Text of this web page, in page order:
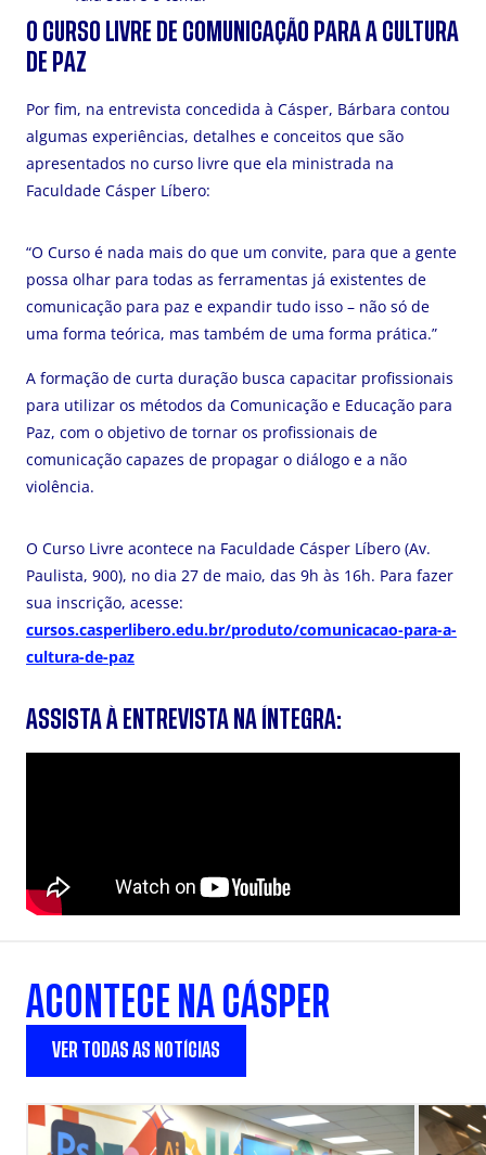
O CURSO LIVRE DE COMUNICAÇÃO PARA A CULTURA
DE PAZ
Por fim, na entrevista concedida à Cásper, Bárbara contou
algumas experiências, detalhes e conceitos que são
apresentados no curso livre que ela ministrada na
Faculdade Cásper Líbero:
“O Curso é nada mais do que um convite, para que a gente
possa olhar para todas as ferramentas já existentes de
comunicação para paz e expandir tudo isso – não só de
uma forma teórica, mas também de uma forma prática.”
A formação de curta duração busca capacitar profissionais
para utilizar os métodos da Comunicação e Educação para
Paz, com o objetivo de tornar os profissionais de
comunicação capazes de propagar o diálogo e a não
violência.
O Curso Livre acontece na Faculdade Cásper Líbero (Av.
Paulista, 900), no dia 27 de maio, das 9h às 16h. Para fazer
sua inscrição, acesse:
cursos.casperlibero.edu.br/produto/comunicacao-para-a-
cultura-de-paz
ASSISTA À ENTREVISTA NA ÍNTEGRA:
ACONTECE NA CÁSPER
VER TODAS AS NOTÍCIAS